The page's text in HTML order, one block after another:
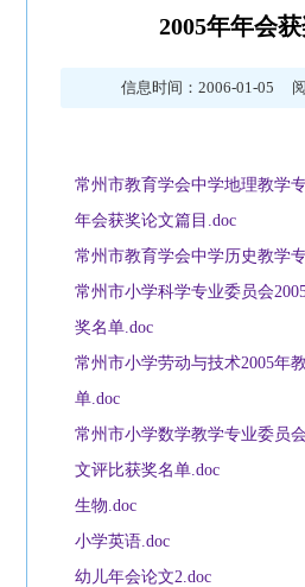
2005年年会
信息时间：2006-01-05 阅
常州市教育学会中学地理教学
年会获奖论文篇目.doc
常州市教育学会中学历史教学
常州市小学科学专业委员会
奖名单.doc
常州市小学劳动与技术2005年
单.doc
常州市小学数学教学专业委员
文评比获奖名单.doc
生物.doc
小学英语.doc
幼儿年会论文2.doc